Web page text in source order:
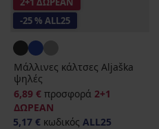
-25 % ALL25
Μάλλινες κάλτσες Aljaška
ψηλές
6,89 € προσφορά 2+1
ΔΩΡΕΑΝ
5,17 € κωδικός ALL25